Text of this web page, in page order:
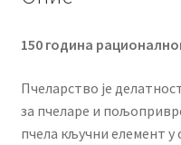
150 година
Пчеларство je
за пчеларе и
пчелa кључни елемент